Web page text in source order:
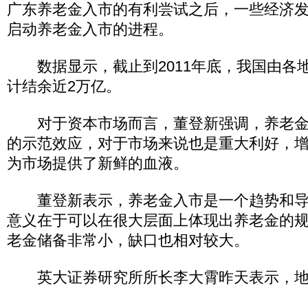
广东养老金入市的有利尝试之后，一些经济
启动养老金入市的进程。
数据显示，截止到2011年底，我国由各
计结余近2万亿。
对于资本市场而言，董登新强调，养老
的示范效应，对于市场来说也是重大利好，
为市场提供了新鲜的血液。
董登新表示，养老金入市是一个趋势和
意义在于可以在很大层面上体现出养老金的
老金储备非常小，缺口也相对较大。
英大证券研究所所长李大霄昨天表示，